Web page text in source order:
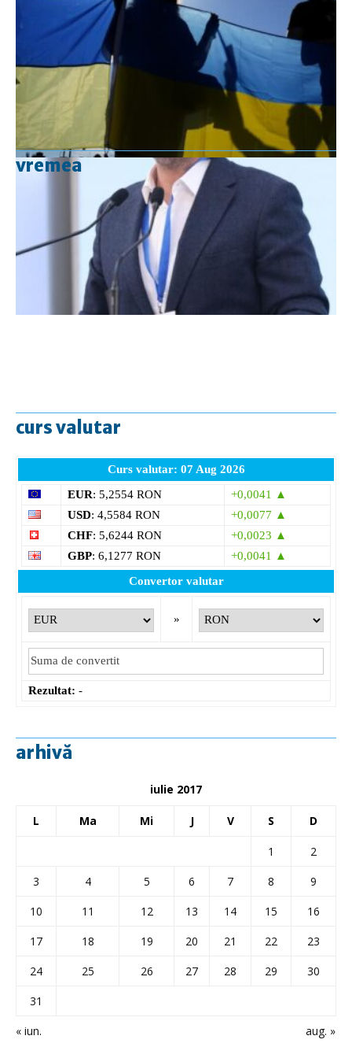
vremea
curs valutar
Curs valutar: 07 Aug 2026
EUR: 5,2554 RON
+0,0041 ▲
USD: 4,5584 RON
+0,0077 ▲
CHF: 5,6244 RON
+0,0023 ▲
GBP: 6,1277 RON
+0,0041 ▲
Convertor valutar
»
Rezultat: -
arhivă
iulie 2017
L Ma Mi J V S D
« iun. aug. »
1
2
3
4 5 6 7 8
9
10
11 12 13 14 15
16
17
18 19 20 21 22
23
24
25 26 27 28 29
30
31